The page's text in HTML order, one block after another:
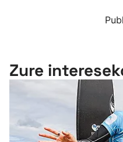
Zure